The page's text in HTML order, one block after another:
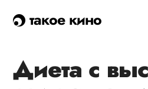
такое кино
Диета с